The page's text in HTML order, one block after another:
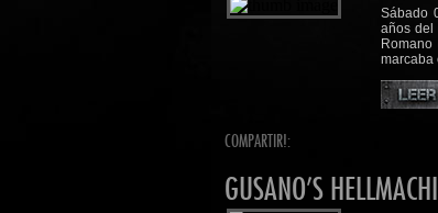
Sábado
años del
marcaba
COMPARTIR!:
GUSANO’S